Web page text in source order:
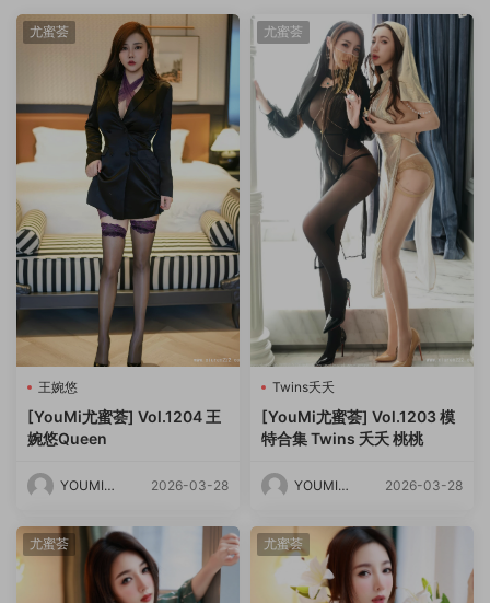
尤蜜荟
王婉悠
[YouMi尤蜜荟] Vol.1204 王
婉悠Queen
YOUMI尤
2026-03-28
尤蜜荟
Twins夭夭
[YouMi尤蜜荟] Vol.1203 模
特合集 Twins 夭夭 桃桃
YOUMI尤
2026-03-28
尤蜜荟 尤蜜荟